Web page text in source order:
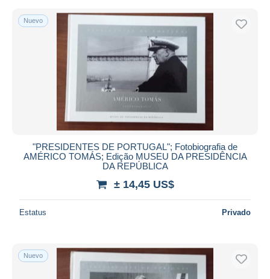
Nuevo
"PRESIDENTES DE PORTUGAL"; Fotobiografia de
AMÉRICO TOMÁS; Edição MUSEU DA PRESIDÊNCIA
DA REPÚBLICA
± 14,45 US$
Estatus Privado
Nuevo